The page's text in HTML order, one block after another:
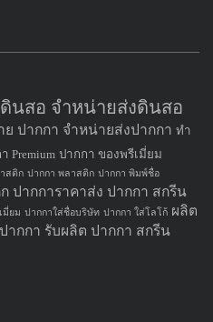
นสอ จำหน่ายส่งดินสอ
ย ปากกา จำหน่ายส่งปากกา ทำ
Premium ปากกา ของพรีเมี่ยม
สติก ปากกา พลาสติก ปากกา พิมพ์ชื่อ
ปากการาคาส่ง ปากกา สกรีน
มี่ยม ปากกาใส่ชื่อบริษัท ปากกา ใส่โลโก้ ผลิต
ากกา รับผลิต ปากกา สกรีน